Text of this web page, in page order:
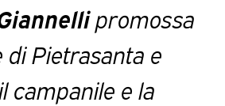
promossa
di Pietrasanta e
campanile e la